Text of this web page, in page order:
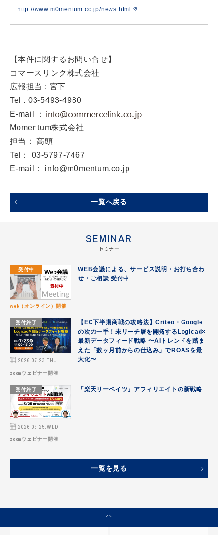
http://www.m0mentum.co.jp/news.html
【本件に関するお問い合せ】
コマースリンク株式会社
広報担当 : 宮下
Tel : 03-5493-4980
E-mail ：
Momentum株式会社
担当： 高頭
Tel： 03-5797-7467
E-mail： info@m0mentum.co.jp
一覧へ戻る
SEMINAR
セミナー
受付中
Web（オンライン）開催
WEB会議による、サービス説明・お打ち合わ
せ・ご相談 受付中
受付終了
2026.07.23.THU
zoomウェビナー開催
【EC下半期商戦の攻略法】Criteo・Google
の次の一手！未リーチ層を開拓するLogicad×
最新データフィード戦略 〜AIトレンドを踏ま
えた「数ヶ月前からの仕込み」でROASを最
大化〜
受付終了
2026.03.25.WED
zoomウェビナー開催
「楽天リーベイツ」アフィリエイトの新戦略
一覧を見る